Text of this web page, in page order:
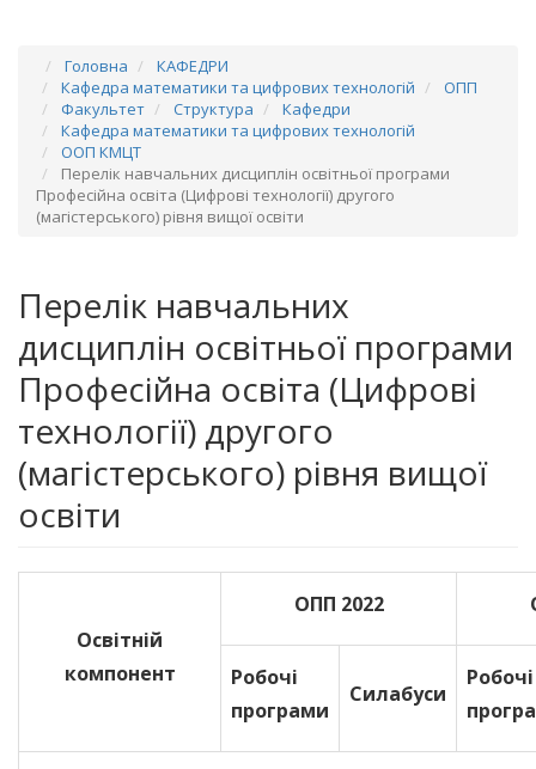
Головна
КАФЕДРИ
Кафедра математики та цифрових технологій
ОПП
Факультет
Структура
Кафедри
Кафедра математики та цифрових технологій
ООП КМЦТ
Перелік навчальних дисциплін освітньої програми
Професійна освіта (Цифрові технології) другого
(магістерського) рівня вищої освіти
Перелік навчальних
дисциплін освітньої програми
Професійна освіта (Цифрові
технології) другого
(магістерського) рівня вищої
освіти
Освітній
компонент
ОПП 2022
Робочі
програми
Силабуси
Робочі